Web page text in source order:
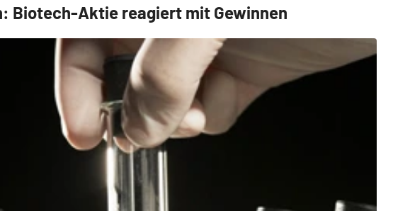
Biotech-Aktie reagiert mit Gewinnen